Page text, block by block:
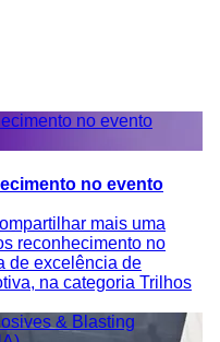
no evento
mais uma
reconhecimento no
de excelência de
na categoria Trilhos